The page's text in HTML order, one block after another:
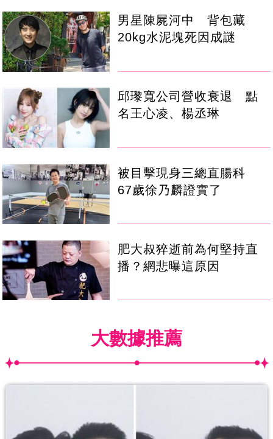
男星陳屍河中 背包藏
20kg水泥塊死因成謎
邱瓈寬公司營收衰退 點
名王心凌、楊丞琳
被目擊現身三總直腸科
67歲徐乃麟證實了
肥大叔猝逝前為何堅持直
播？網悲曝這原因
大數據推薦